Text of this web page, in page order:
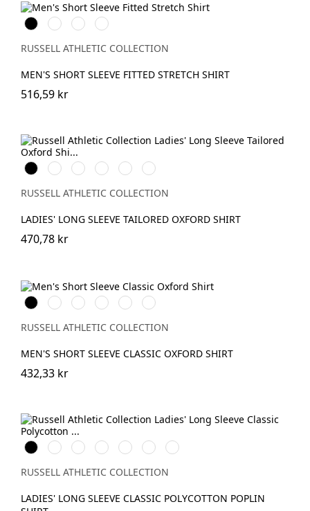
BlackWhiteChocolate
Port
RUSSELL ATHLETIC COLLECTION
MEN'S SHORT SLEEVE FITTED STRETCH SHIRT
516,59 kr
BlackWhiteSilverBright
Royal
Oxford
Blue
Bright
Navy
RUSSELL ATHLETIC COLLECTION
LADIES' LONG SLEEVE TAILORED OXFORD SHIRT
470,78 kr
BlackWhiteSilverBright
Royal
Oxford
Blue
Bright
Navy
RUSSELL ATHLETIC COLLECTION
MEN'S SHORT SLEEVE CLASSIC OXFORD SHIRT
432,33 kr
BlackWhiteFrench
Navy
Bright
Royal
Classic
Red
Convoy
Grey
Corporate
Blue
RUSSELL ATHLETIC COLLECTION
LADIES' LONG SLEEVE CLASSIC POLYCOTTON POPLIN